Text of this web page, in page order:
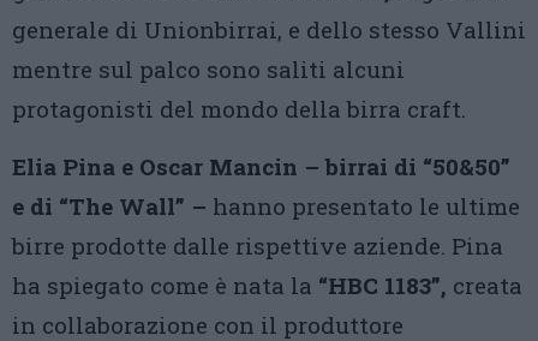
generale di Unionbirrai, e dello stesso Vallini
mentre sul palco sono saliti alcuni
protagonisti del mondo della birra craft.
Elia Pina e Oscar Mancin – birrai di “50&50”
e di “The Wall” – hanno presentato le ultime
birre prodotte dalle rispettive aziende. Pina
ha spiegato come è nata la “HBC 1183”, creata
in collaborazione con il produttore